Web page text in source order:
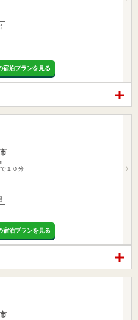
宿泊プランを見る
１０分
宿泊プランを見る